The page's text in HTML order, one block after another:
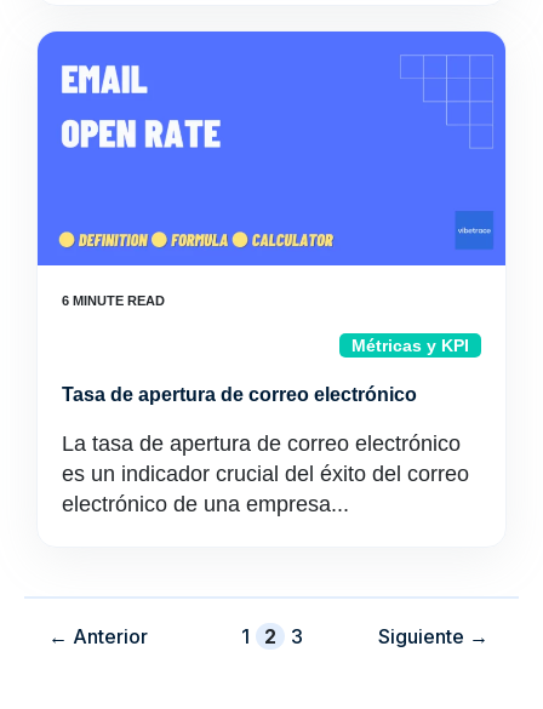
Métricas y KPI
Tasa de apertura de correo electrónico
La tasa de apertura de correo electrónico
es un indicador crucial del éxito del correo
electrónico de una empresa...
← Anterior Página
1 Página
2 Página
3 Siguiente →